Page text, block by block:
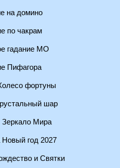
на домино
по чакрам
гадание МО
Пифагора
фортуны
шар
Зеркало Мира
Новый год 2027
и Святки